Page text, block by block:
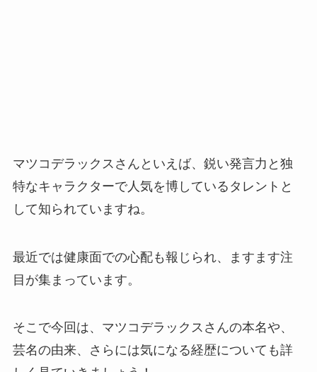
マツコデラックスさんといえば、鋭い発言力と独
特なキャラクターで人気を博しているタレントと
して知られていますね。
最近では健康面での心配も報じられ、ますます注
目が集まっています。
そこで今回は、マツコデラックスさんの本名や、
芸名の由来、さらには気になる経歴についても詳